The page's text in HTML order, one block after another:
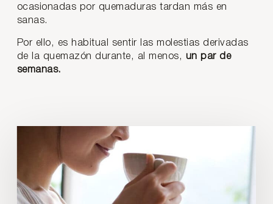
ocasionadas por quemaduras tardan más en
sanas.
Por ello, es habitual sentir las molestias derivadas
de la quemazón durante, al menos, un par de
semanas.